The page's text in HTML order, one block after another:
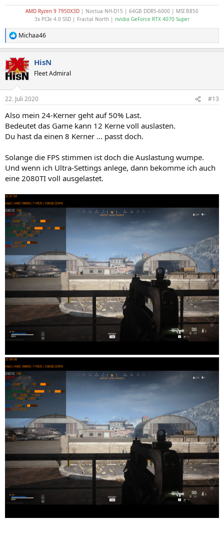
AMD Ryzen 9 7950X3D | Noctua NH-D15 | 64GB DDR5-6000 | MSI B850
3x PCIe 4.0 SSD | Fractal North | nvidia GeForce RTX 4070 Super
R
e
k
t
i
e
:
Michaa46
HisN
Fleet Admiral
22. Juli 2020 #13
Also mein 24-Kerner geht auf 50% Last.
Bedeutet das Game kann 12 Kerne voll auslasten.
Du hast da einen 8 Kerner ... passt doch.
Solange die FPS stimmen ist doch die Auslastung wumpe.
Und wenn ich Ultra-Settings anlege, dann bekomme ich auch
eine 2080TI voll ausgelastet.